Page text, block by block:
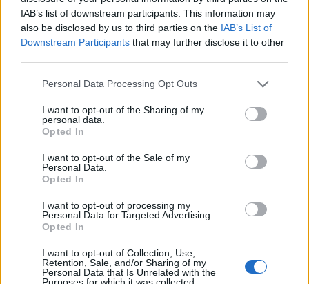
IAB’s list of downstream participants. This information may
also be disclosed by us to third parties on the IAB’s List of
Downstream Participants that may further disclose it to other
Personal Data Processing Opt Outs
I want to opt-out of the Sharing of my
personal data.
Opted In
I want to opt-out of the Sale of my
Personal Data.
Opted In
I want to opt-out of processing my
Personal Data for Targeted Advertising.
Opted In
I want to opt-out of Collection, Use,
Retention, Sale, and/or Sharing of my
Personal Data that Is Unrelated with the
Purposes for which it was collected.